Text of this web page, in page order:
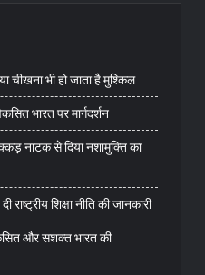
चीखना भी हो जाता है मुश्किल
भारत पर मार्गदर्शन
नाटक से दिया नशामुक्ति का
राष्ट्रीय शिक्षा नीति की जानकारी
और सशक्त भारत की